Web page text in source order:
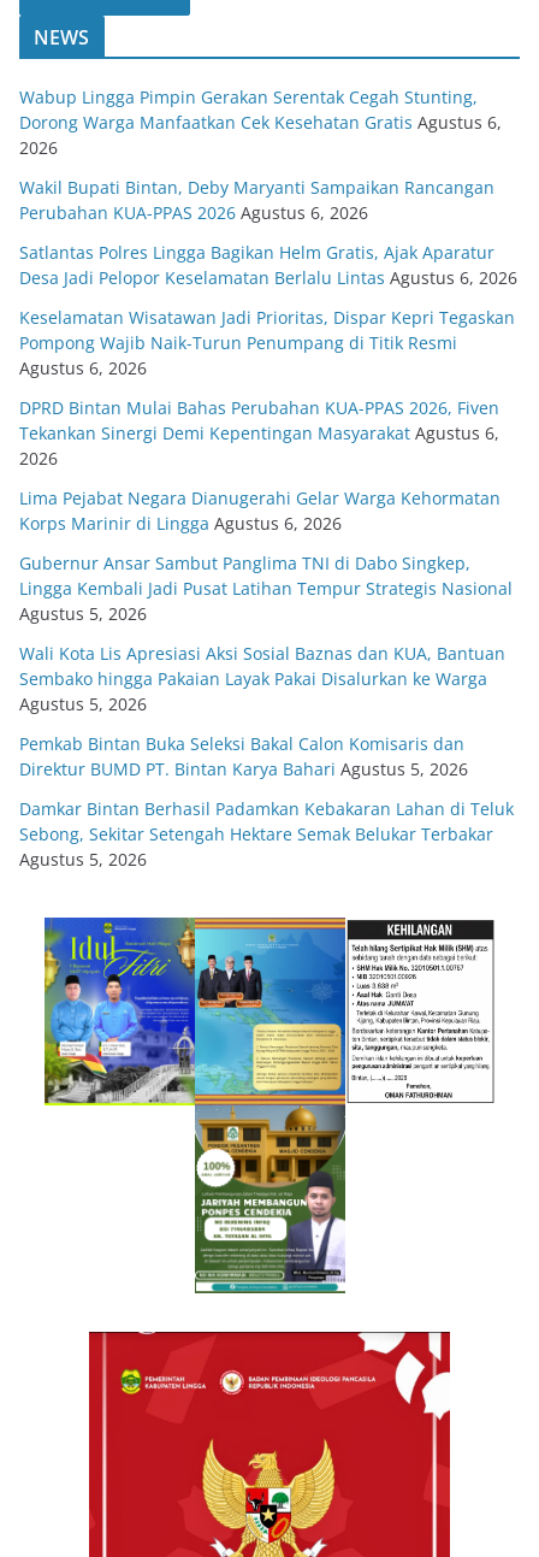
NEWS
Wabup Lingga Pimpin Gerakan Serentak Cegah Stunting,
Dorong Warga Manfaatkan Cek Kesehatan Gratis Agustus 6,
2026
Wakil Bupati Bintan, Deby Maryanti Sampaikan Rancangan
Perubahan KUA-PPAS 2026 Agustus 6, 2026
Satlantas Polres Lingga Bagikan Helm Gratis, Ajak Aparatur
Desa Jadi Pelopor Keselamatan Berlalu Lintas Agustus 6, 2026
Keselamatan Wisatawan Jadi Prioritas, Dispar Kepri Tegaskan
Pompong Wajib Naik-Turun Penumpang di Titik Resmi
Agustus 6, 2026
DPRD Bintan Mulai Bahas Perubahan KUA-PPAS 2026, Fiven
Tekankan Sinergi Demi Kepentingan Masyarakat Agustus 6,
2026
Lima Pejabat Negara Dianugerahi Gelar Warga Kehormatan
Korps Marinir di Lingga Agustus 6, 2026
Gubernur Ansar Sambut Panglima TNI di Dabo Singkep,
Lingga Kembali Jadi Pusat Latihan Tempur Strategis Nasional
Agustus 5, 2026
Wali Kota Lis Apresiasi Aksi Sosial Baznas dan KUA, Bantuan
Sembako hingga Pakaian Layak Pakai Disalurkan ke Warga
Agustus 5, 2026
Pemkab Bintan Buka Seleksi Bakal Calon Komisaris dan
Direktur BUMD PT. Bintan Karya Bahari Agustus 5, 2026
Damkar Bintan Berhasil Padamkan Kebakaran Lahan di Teluk
Sebong, Sekitar Setengah Hektare Semak Belukar Terbakar
Agustus 5, 2026